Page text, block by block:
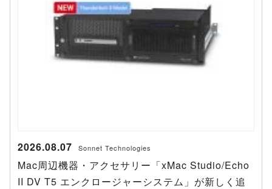
2026.08.07 Sonnet Technologies
Mac周辺機器・アクセサリー「xMac Studio/Echo
II DV T5 エンクロージャーシステム」が新しく追